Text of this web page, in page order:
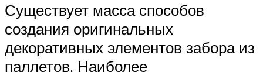
Существует масса способов
создания оригинальных
декоративных элементов забора из
паллетов. Наиболее